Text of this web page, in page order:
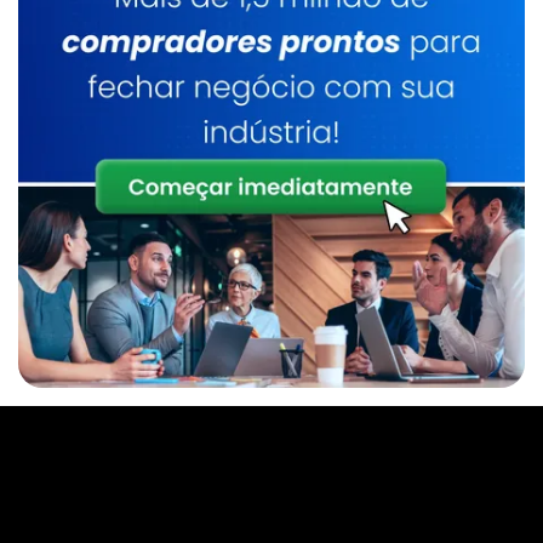
Caldeiraria De Manutenção Industrial
Serviço De Manutenção De Caldeiras
Caldeirarias Em Sp
Inspeção E Manutenção De Caldeiras
Manutenção De Caldeiras Preço
Caldeira A Lenha